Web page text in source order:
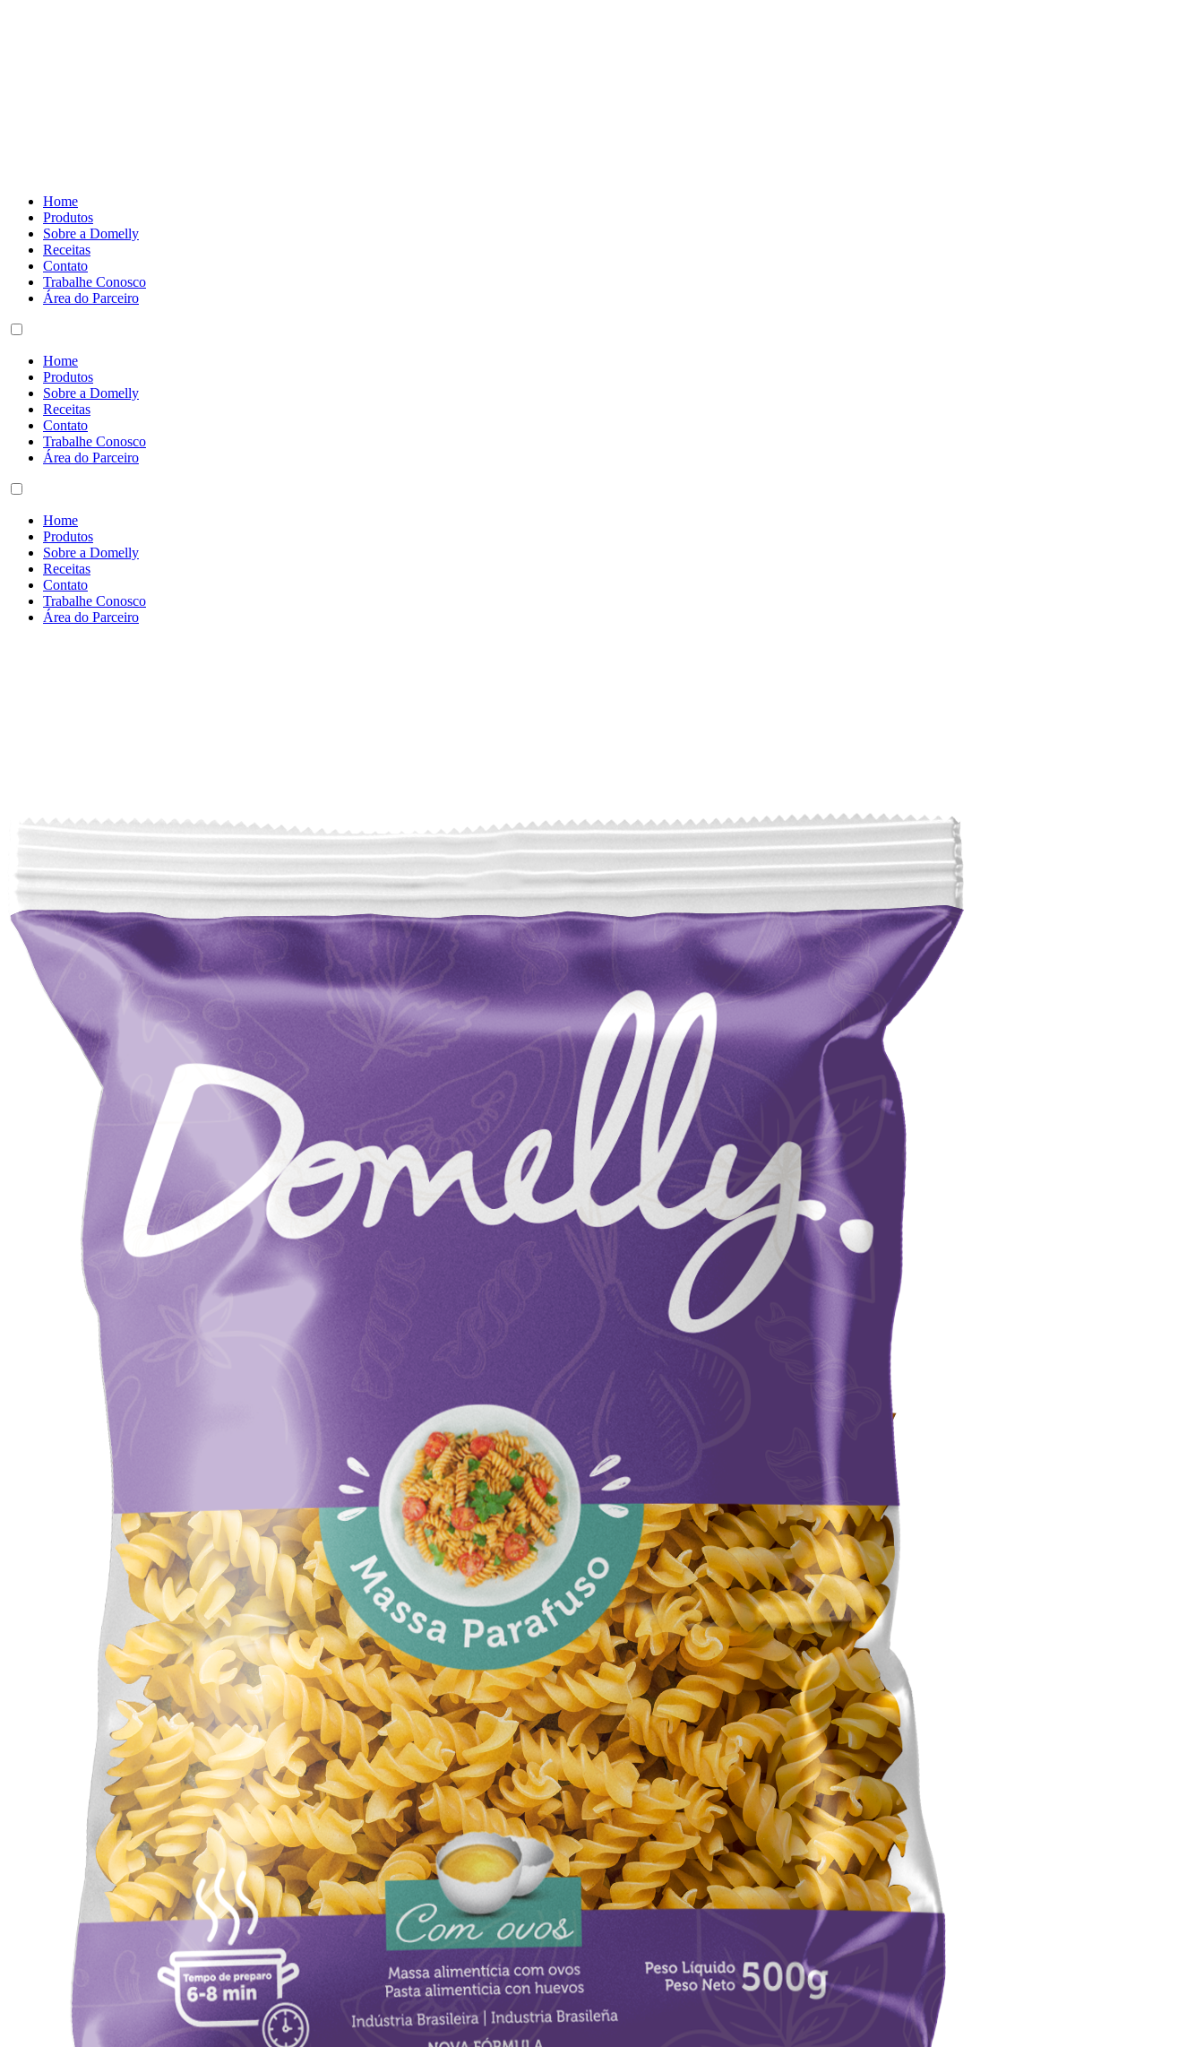
Home
Produtos
Sobre a Domelly
Receitas
Contato
Trabalhe Conosco
Área do Parceiro
Home
Produtos
Sobre a Domelly
Receitas
Contato
Trabalhe Conosco
Área do Parceiro
Home
Produtos
Sobre a Domelly
Receitas
Contato
Trabalhe Conosco
Área do Parceiro